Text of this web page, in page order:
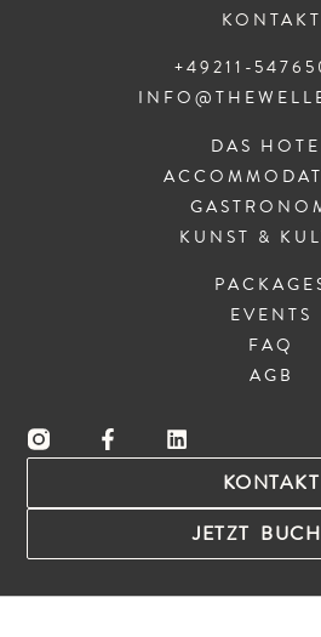
KONTAKT
+49211-
DAS
KUNST &
EVENTS
FAQ
AGB
JETZT
KONTAKT